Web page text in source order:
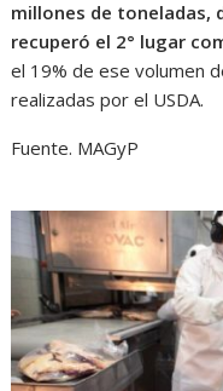
millones de toneladas,
recuperó el 2° lugar
el 19% de ese volumen
realizadas por el USDA.
Fuente. MAGyP